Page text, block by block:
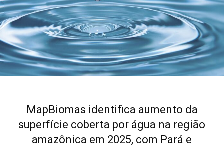
MapBiomas identifica aumento da
superfície coberta por água na região
amazônica em 2025, com Pará e